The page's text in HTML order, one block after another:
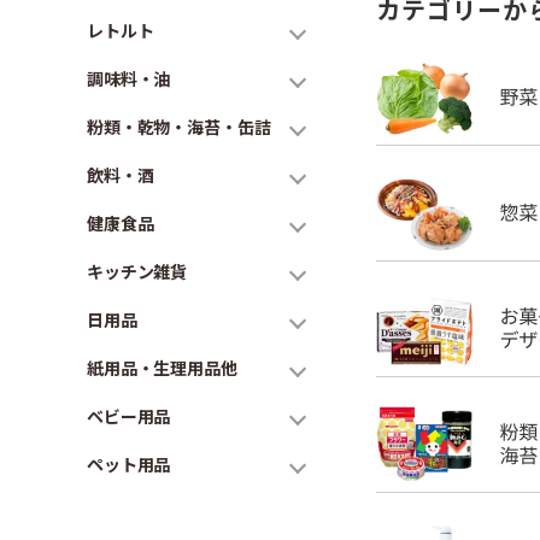
レトルト
調味料・油
粉類・乾物・海苔・缶詰
飲料・酒
健康食品
キッチン雑貨
日用品
紙用品・生理用品他
ベビー用品
ペット用品
カテゴリーか